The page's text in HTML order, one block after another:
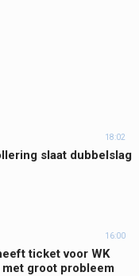
18:02
slaat dubbelslag
16:00
ticket voor WK
groot probleem